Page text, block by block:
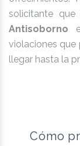
solicitante que
Antisoborno
violaciones que
llegar hasta la
Cómo